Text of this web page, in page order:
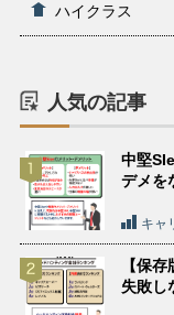
ハイクラス
人気の記事
中堅
デメを
キャ
【保
失敗し